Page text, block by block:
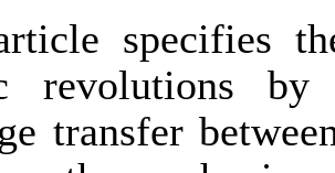
specifies
revolutions
transfer